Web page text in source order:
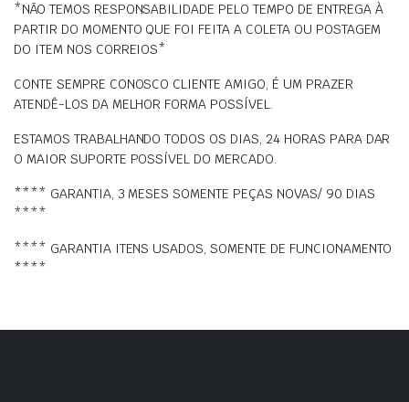
*NÃO TEMOS RESPONSABILIDADE PELO TEMPO DE ENTREGA À
PARTIR DO MOMENTO QUE FOI FEITA A COLETA OU POSTAGEM
DO ITEM NOS CORREIOS*
CONTE SEMPRE CONOSCO CLIENTE AMIGO, É UM PRAZER
ATENDÊ-LOS DA MELHOR FORMA POSSÍVEL.
ESTAMOS TRABALHANDO TODOS OS DIAS, 24 HORAS PARA DAR
O MAIOR SUPORTE POSSÍVEL DO MERCADO.
**** GARANTIA, 3 MESES SOMENTE PEÇAS NOVAS/ 90 DIAS
****
**** GARANTIA ITENS USADOS, SOMENTE DE FUNCIONAMENTO
****